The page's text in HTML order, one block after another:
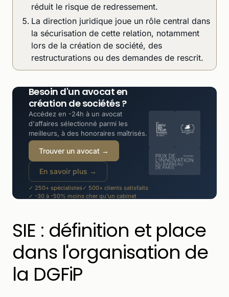
réduit le risque de redressement.
La direction juridique joue un rôle central dans
la sécurisation de cette relation, notamment
lors de la création de société, des
restructurations ou des demandes de rescrit.
Besoin d'un avocat en
création de sociétés ?
Accédez en -24h à un avocat
d'affaires sélectionné parmi les
meilleurs, à des honoraires maîtrisés.
Trouver un avocat →
En savoir plus →
✓ 250+ spécialistes✓ 500+ clients satisfaits
✓ -30 à -50% moins cher qu'un cabinet
SIE : définition et place
dans l'organisation de
la DGFiP